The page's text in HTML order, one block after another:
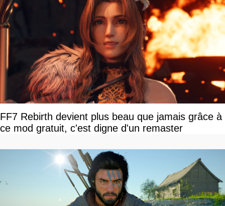
FF7 Rebirth devient plus beau que jamais grâce à
ce mod gratuit, c'est digne d'un remaster